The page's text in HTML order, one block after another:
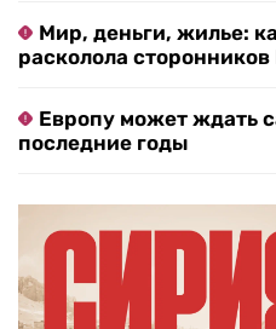
Мир, деньги, жилье:
расколола
Европу может ждать
последние годы